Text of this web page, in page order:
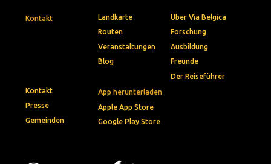
Kontakt
App herunterladen
Apple App Store
Google Play Store
Landkarte
Routen
Veranstaltungen
Blog
Über Via Belgica
Forschung
Ausbildung
Freunde
Der Reiseführer
Kontakt
Presse
Gemeinden